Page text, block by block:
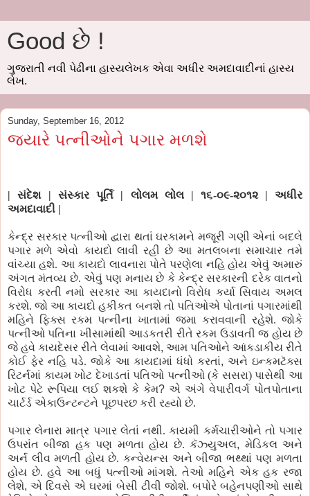
Good છે !
ગુજરાતી નવી પેઢીના હાસ્યલેખક એવા અધીર અમદાવાદીનાં હાસ્ય
લેખ.
Sunday, September 16, 2012
જયારે પત્નીઓને પગાર મળશે
|સંદેશ | સંસ્કાર પૂર્તિ | લોલમ લોલ | ૧૬-૦૯-૨૦૧૨ |અધીર
અમદાવાદી |
કેન્દ્ર સરકાર પત્નીઓ દ્વારા થતાં ઘરકામને મજૂરી ગણી એનાં બદલે
પગાર મળે એવો કાયદો લાવી રહી છે આ મતલબના સમાચાર તમે
વાંચ્યા હશે. આ કાયદો લાવનારા પોતે પરણેલા નહિ હોય એવું અમારું
અંગત મંતવ્ય છે. એવું પણ મનાય છે કે કેન્દ્ર સરકારની દરેક વાતનો
વિરોધ કરતી નમો સરકાર આ કાયદાનો વિરોધ કર્યા સિવાય અમલ
કરશે. જો આ કાયદો હકીકત બનશે તો પતિઓએ પોતાનાં પગારમાંથી
મહિને ફિક્સ રકમ પત્નીના ખાતામાં જમા કરાવવાની રહેશે. જોકે
પત્નીઓ પતિના ખીસામાંથી આડકતરી રીતે રકમ ઉડાવતી જ હોય છે
જે હવે કાયદેસર રીતે લેવામાં આવશે, આમ પતિઓને આંકડાકીય રીતે
કોઈ ફેર નહિ પડે. જોકે આ કાયદામાં ધંધો કરતાં, અને ઇન્કમટૅક્સ
રિટર્નમાં કાયમ ખોટ દેખાડતાં પતિઓ પત્નીઓ (કે સસરા) પાસેથી આ
ખોટ પેટે રૂપિયા લઈ શકશે કે કેમ? એ અંગે વેપારીવર્ગ પોતપોતાના
ચાર્ટર્ડ એકાઉન્ટન્ટને પૂછપરછ કરી રહ્યો છે.
પગાર લેનારા માત્ર પગાર લેતાં નથી. કાયમી કર્મચારીઓને તો પગાર
ઉપરાંત બીજા હક પણ મળતા હોય છે. કૅઝ્યુઅલ, મેડિકલ અને
અર્ન લીવ મળતી હોય છે. કન્વેયન્સ અને બીજા ભથ્થાં પણ મળતા
હોય છે. હવે આ બધું પત્નીઓ માંગશે. તેઓ મહિને એક હક રજા
લેશે,એ દિવસે એ ઘરમાં બેસી ટીવી જોશે. બપોરે બહેનપણીઓ સાથે